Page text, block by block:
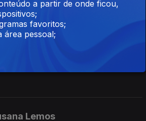
Lemos
Lemos
a partir de onde ficou,
favoritos;
área pessoal;